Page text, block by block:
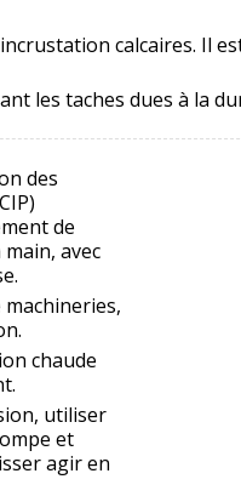
calcaires. Il
les taches dues à la
des
de
avec
chaude
utiliser
et
agir en